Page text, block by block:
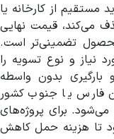
مستقیم از کارخانه یا
می‌کند، قیمت نهایی
تضمینی‌تر است.
نیاز و نوع تسویه را
بدون واسطه
فارس یا جنوب کشور
می‌شود. برای پروژه‌های
تا هزینه حمل کاهش